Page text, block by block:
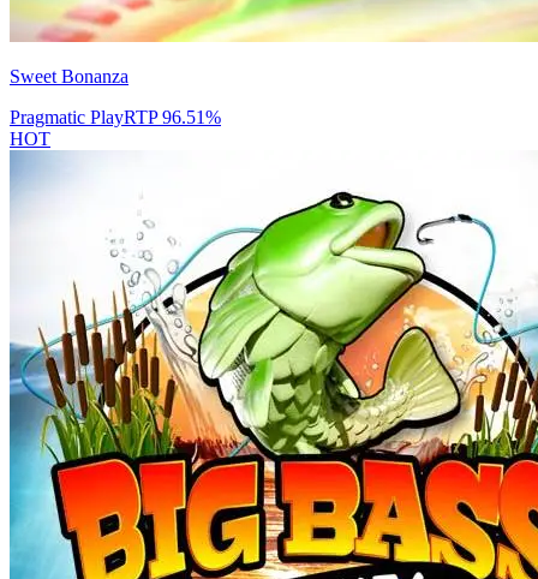
Sweet Bonanza
Pragmatic PlayRTP96.51%
HOT